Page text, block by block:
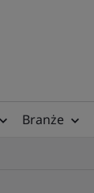
Branże